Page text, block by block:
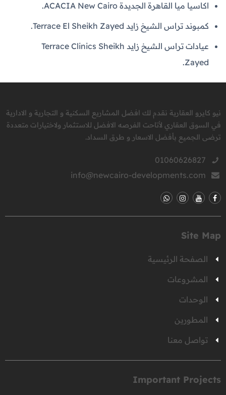
اكاسيا ميا القاهرة الجديدة ACACIA New Cairo.
كمبوند تراس الشيخ زايد Terrace El Sheikh Zayed.
عيادات تراس الشيخ زايد Terrace Clinics Sheikh
Zayed.
نيو كايرو العقارية نقدم لك افضل المشاريع السكنية و التجارية و الادارية
في السوق العقاري لأتاحت الفرصه الافضل للاستثمار ولاختيارات متعددة
ترضى الجميع بأفضل الاسعار و طرق السداد.
01060626827
info@newcairo-developments.com
Site Map
الصفحة الرئيسية
المشروعات
الوحدات
المطورين
تواصل معنا
Important Projects